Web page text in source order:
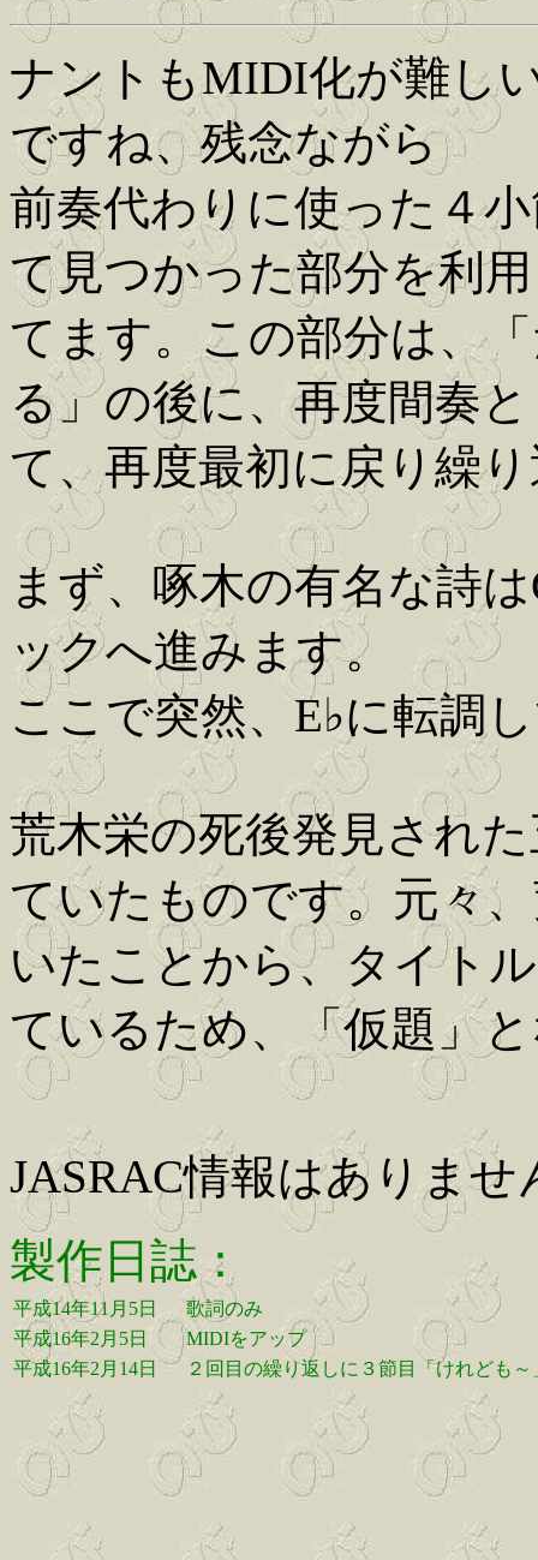
ナントもMIDI化が難し
ですね、残念ながら
前奏代わりに使った４
て見つかった部分を利
てます。この部分は、
る」の後に、再度間奏
て、再度最初に戻り繰
まず、啄木の有名な詩
ックへ進みます。
ここで突然、E♭に転調
荒木栄の死後発見され
ていたものです。元々
いたことから、タイト
ているため、「仮題」
JASRAC情報はありませ
製作日誌：
平成14年11月5日
歌詞のみ
平成16年2月5日
MIDIをアップ
平成16年2月14日
２回目の繰り返しに３節目「けれども